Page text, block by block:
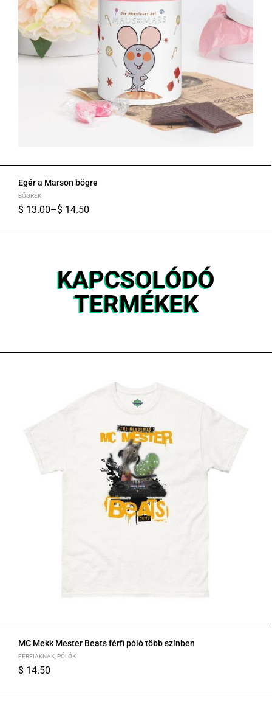
Egér a Marson bögre
BÖGRÉK
$ 13.00–$ 14.50
KAPCSOLÓDÓ
TERMÉKEK
MC Mekk Mester Beats férfi póló több színben
FÉRFIAKNAK PÓLÓK
$ 14.50